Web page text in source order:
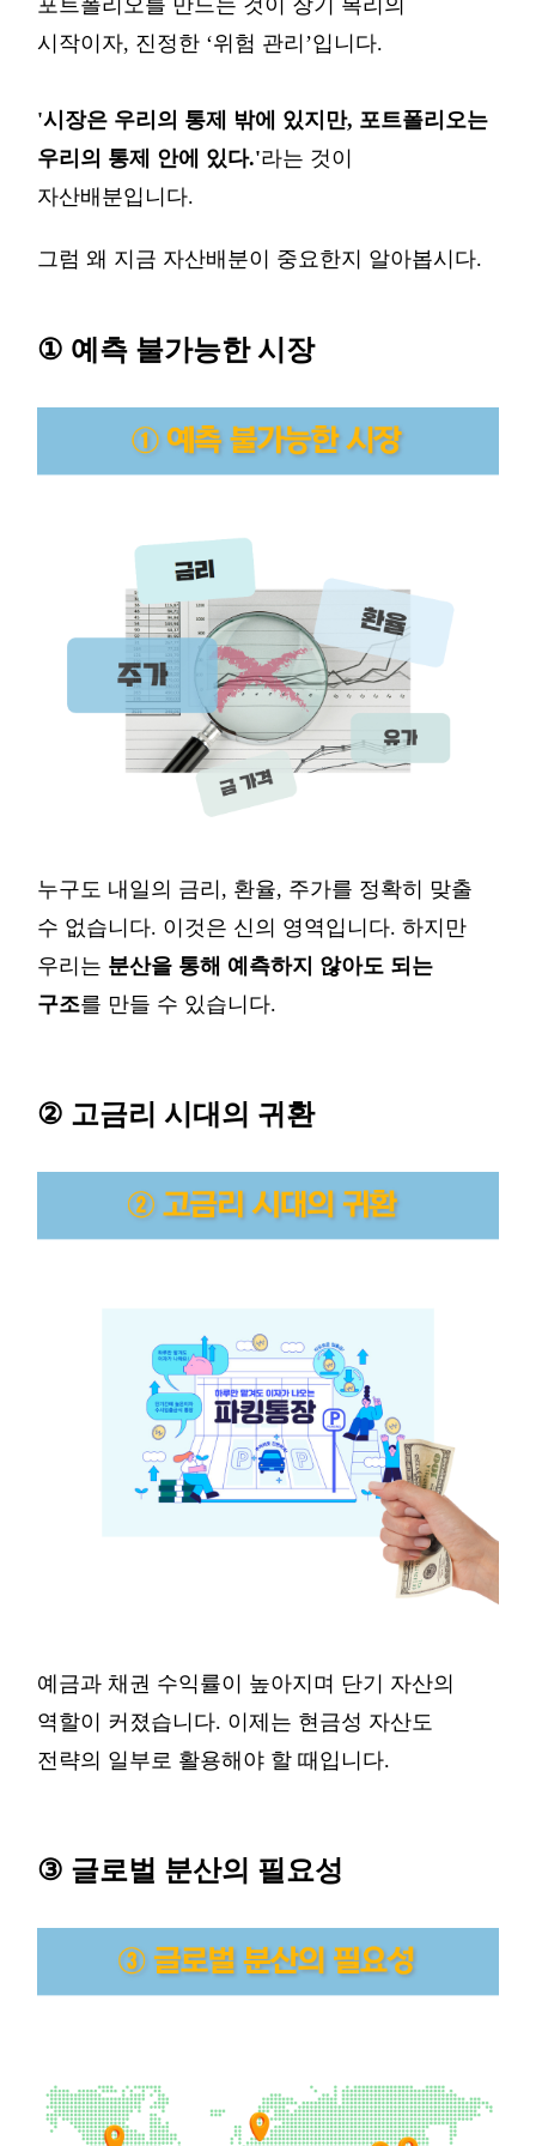
포트폴리오를 만드는 것이 장기
복리의
시작이자, 진정한 ‘위험 관리 ’입니다.
'시장은 우리의 통제 밖에 있지만, 포트폴리오는
우리의 통제 안에 있다.'라는 것이
자산배분입니다.
그럼 왜 지금 자산배분이 중요한지 알아봅시다.
① 예측 불가능한 시 장
누구도 내일의 금리 , 환율, 주가를 정확히
맞출
수 없습니다. 이것은 신의 영역입니다. 하지만
우리는 분산을 통해 예측하지 않아도 되는
구조를 만들 수 있습니다.
② 고금리 시대의 귀 환
예금과 채권 수익률이 높아지며 단기
자산의
역할이
커졌습니다. 이제는 현금성 자산도
전략의 일부로 활용해야 할 때입니다.
③ 글로벌 분산의 필요성